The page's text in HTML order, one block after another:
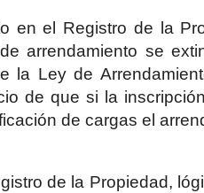
en el Registro de la
arrendamiento se
la Ley de
de que si la
de cargas el
de la Propiedad,